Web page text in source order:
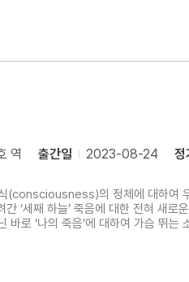
역 출간일 2023-08-24 정
(consciousness)의 정체에 대하여
간 ‘세째 하늘’ 죽음에 대한 전혀 새
바로 ‘나의 죽음’에 대하여 가슴 뛰